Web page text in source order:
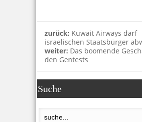
zurück: Kuwait Airways darf
israelischen Staatsbürger
weiter: Das boomende
den Gentests
Suche